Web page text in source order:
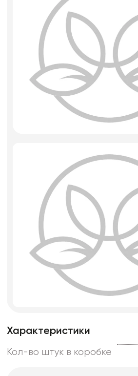
Игрушки мягкие
Сухоцветы
Характеристики
Кол-во штук в коробке